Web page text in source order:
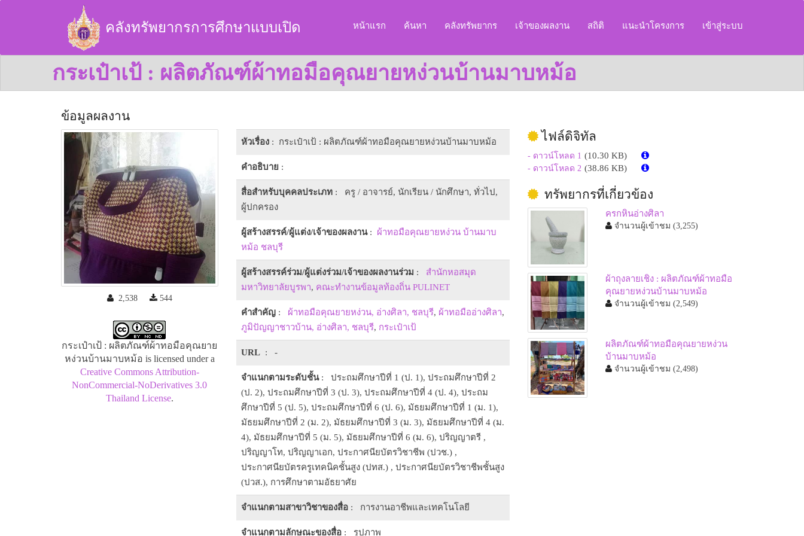
คลังทรัพยากรการศึกษาแบบเปิด หน้าแรก ค้นหา คลังทรัพยากร เจ้าของผลงาน สถิติ แนะนำโครงการ เข้าสู่ระบบ
กระเป๋าเป้ : ผลิตภัณฑ์ผ้าทอมือคุณยายหง่วนบ้านมาบหม้อ
ข้อมูลผลงาน
2,538 544
กระเป๋าเป้ : ผลิตภัณฑ์ผ้าทอมือคุณยาย
หง่วนบ้านมาบหม้อ is licensed under a
Creative Commons Attribution-
NonCommercial-NoDerivatives 3.0
Thailand License.
หัวเรื่อง: กระเป๋าเป้ : ผลิตภัณฑ์ผ้าทอมือคุณยายหง่วนบ้านมาบหม้อ
คำอธิบาย:
สื่อสำหรับบุคคลประเภท: ครู / อาจารย์, นักเรียน / นักศึกษา, ทั่วไป,
ผู้ปกครอง
ผู้สร้างสรรค์/ผู้แต่ง/เจ้าของผลงาน: ผ้าทอมือคุณยายหง่วน บ้านมาบ
หม้อ ชลบุรี
ผู้สร้างสรรค์ร่วม/ผู้แต่งร่วม/เจ้าของผลงานร่วม : สำนักหอสมุด
มหาวิทยาลัยบูรพา, คณะทำงานข้อมูลท้องถิ่น PULINET
คำสำคัญ: ผ้าทอมือคุณยายหง่วน, อ่างศิลา, ชลบุรี, ผ้าทอมืออ่างศิลา,
ภูมิปัญญาชาวบ้าน, อ่างศิลา, ชลบุรี, กระเป๋าเป้
URL: -
จำแนกตามระดับชั้น: ประถมศึกษาปีที่ 1 (ป. 1), ประถมศึกษาปีที่ 2
(ป. 2), ประถมศึกษาปีที่ 3 (ป. 3), ประถมศึกษาปีที่ 4 (ป. 4), ประถม
ศึกษาปีที่ 5 (ป. 5), ประถมศึกษาปีที่ 6 (ป. 6), มัธยมศึกษาปีที่ 1 (ม. 1),
มัธยมศึกษาปีที่ 2 (ม. 2), มัธยมศึกษาปีที่ 3 (ม. 3), มัธยมศึกษาปีที่ 4 (ม.
4), มัธยมศึกษาปีที่ 5 (ม. 5), มัธยมศึกษาปีที่ 6 (ม. 6), ปริญญาตรี ,
ปริญญาโท, ปริญญาเอก, ประกาศนียบัตรวิชาชีพ (ปวช.) ,
ประกาศนียบัตรครูเทคนิคชั้นสูง (ปทส.) , ประกาศนียบัตรวิชาชีพชั้นสูง
(ปวส.), การศึกษาตามอัธยาศัย
จำแนกตามสาขาวิชาของสื่อ: การงานอาชีพและเทคโนโลยี
จำแนกตามลักษณะของสื่อ: รูปภาพ
ไฟล์ดิจิทัล
- ดาวน์โหลด 1 (10.30 KB)
- ดาวน์โหลด 2 (38.86 KB)
ทรัพยากรที่เกี่ยวข้อง
ครกหินอ่างศิลา
จำนวนผู้เข้าชม (3,255)
ผ้าถุงลายเชิง : ผลิตภัณฑ์ผ้าทอมือ
คุณยายหง่วนบ้านมาบหม้อ
จำนวนผู้เข้าชม (2,549)
ผลิตภัณฑ์ผ้าทอมือคุณยายหง่วน
บ้านมาบหม้อ
จำนวนผู้เข้าชม (2,498)